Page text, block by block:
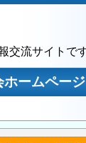
交流サイトです
ホームページ